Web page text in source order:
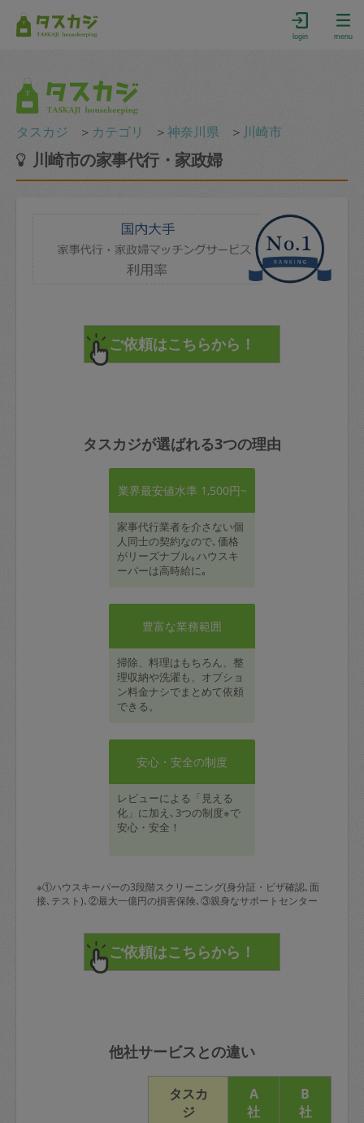
login menu
タスカジ ＞ カテゴリ ＞神奈川県 ＞ 川崎市
川崎市の家事代行・家政婦
タスカジが選ばれる3つの理由
業界最安値水準 1,500円~
家事代行業者を介さない個
人同士の契約なので､価格
がリーズナブル｡ハウスキ
ーパーは高時給に｡
豊富な業務範囲
掃除、料理はもちろん、整
理収納や洗濯も、オプショ
ン料金ナシでまとめて依頼
できる。
安心・安全の制度
レビューによる「見える
化」に加え､3つの制度※で
安心・安全！
※①ハウスキーパーの3段階スクリーニング(身分証・ビザ確認､面
接､テスト)､②最大一億円の損害保険､③親身なサポートセンター
他社サービスとの違い
タスカ
ジ
A
社
B
社